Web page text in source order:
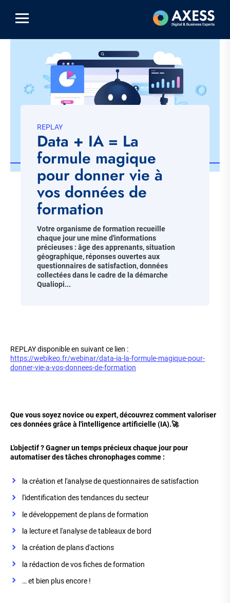
contenu
REPLAY
Data + IA = La
formule magique
pour donner vie à
vos données de
formation
Chapo
Votre organisme de formation recueille
chaque jour une mine d'informations
précieuses : âge des apprenants, situation
géographique, réponses ouvertes aux
questionnaires de satisfaction, données
collectées dans le cadre de la démarche
Qualiopi...
principal
de
la
page
REPLAY disponible en suivant ce lien :
https://webikeo.fr/webinar/data-ia-la-formule-magique-pour-
donner-vie-a-vos-donnees-de-formation
Que vous soyez novice ou expert, découvrez comment valoriser
ces données grâce à l'intelligence artificielle (IA).🚀
L'objectif ? Gagner un temps précieux chaque jour pour
automatiser des tâches chronophages comme :
la création et l'analyse de questionnaires de satisfaction
l'identification des tendances du secteur
le développement de plans de formation
la lecture et l'analyse de tableaux de bord
la création de plans d'actions
la rédaction de vos fiches de formation
… et bien plus encore !